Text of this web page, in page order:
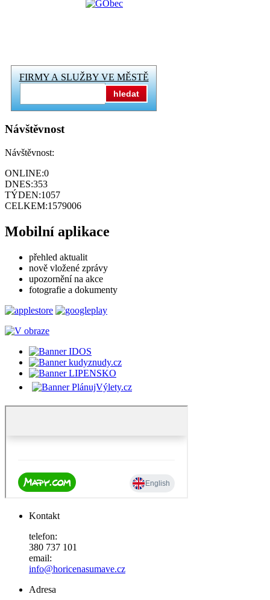
FIRMY A SLUŽBY VE MĚSTĚ
hledat
Návštěvnost
Návštěvnost:
ONLINE:0
DNES:353
TÝDEN:1057
CELKEM:1579006
Mobilní aplikace
přehled aktualit
nově vložené zprávy
upozornění na akce
fotografie a dokumenty
Kontakt
telefon:
380 737 101
email:
info@horicenasumave.cz
Adresa